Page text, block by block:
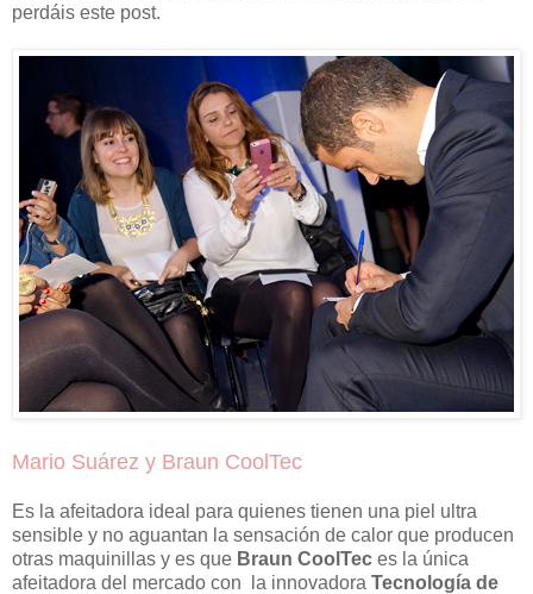
perdáis este post.
Mario Suárez y Braun CoolTec
Es la afeitadora ideal para quienes tienen una piel ultra
sensible y no aguantan la sensación de calor que producen
otras maquinillas y es que Braun CoolTec es la única
afeitadora del mercado con la innovadora Tecnología de